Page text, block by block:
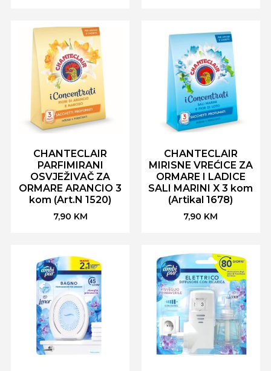
CHANTECLAIR
PARFIMIRANI
OSVJEŽIVAČ ZA
ORMARE ARANCIO 3
kom (Art.N 1520)
7,90 KM
CHANTECLAIR
MIRISNE VREĆICE ZA
ORMARE I LADICE
SALI MARINI X 3 kom
(Artikal 1678)
7,90 KM